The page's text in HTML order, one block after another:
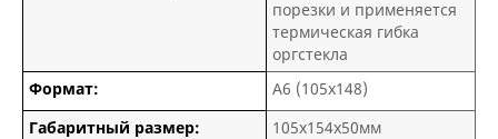
порезки и применяется
термическая гибка
оргстекла
Формат:
А6 (105х148)
Габаритный размер:
105х154х50мм